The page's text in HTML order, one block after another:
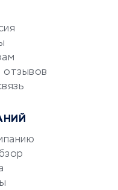
отзывов